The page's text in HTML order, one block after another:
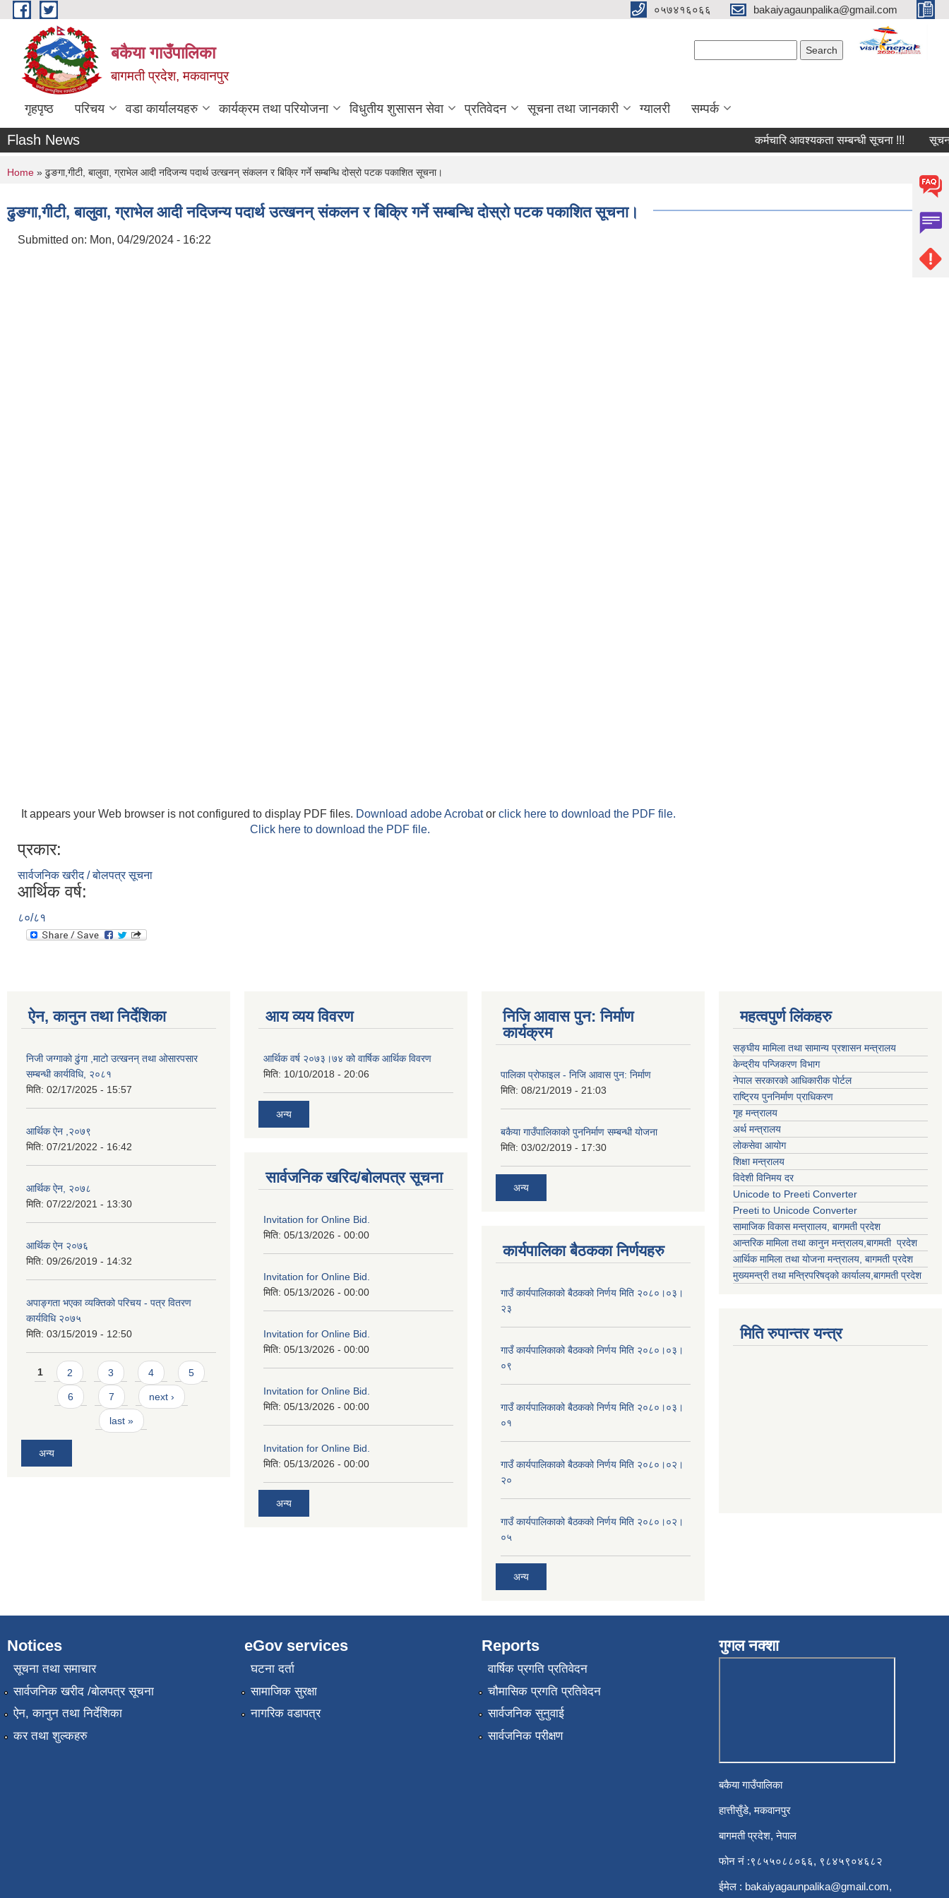
Skip to main content ०५७४१६०६६ bakaiyagaunpalika@gmail.com
बकैया गाउँपालिका
बागमती प्रदेश, मकवानपुर
गृहपृष्ठ परिचय वडा कार्यालयहरु कार्यक्रम तथा परियोजना विधुतीय शुसासन सेवा प्रतिवेदन सूचना तथा जानकारी ग्यालरी सम्पर्क
Flash News कर्मचारि आवश्यकता सम्बन्धी सूचना !!! सूचना !!!
You are here
Home » ढुङगा,गीटी, बालुवा, ग्राभेल आदी नदिजन्य पदार्थ उत्खनन् संकलन र बिक्रि गर्ने सम्बन्धि दोस्रो पटक पकाशित सूचना।
ढुङगा,गीटी, बालुवा, ग्राभेल आदी नदिजन्य पदार्थ उत्खनन् संकलन र बिक्रि गर्ने सम्बन्धि दोस्रो पटक पकाशित सूचना।
Submitted on: Mon, 04/29/2024 - 16:22
It appears your Web browser is not configured to display PDF files. Download adobe Acrobator click here to download the PDF file.
Click here to download the PDF file.
प्रकार:
सार्वजनिक खरीद / बोलपत्र सूचना
आर्थिक वर्ष:
८०/८१
ऐन, कानुन तथा निर्देशिका
निजी जग्गाको ढुंगा ,माटो उत्खनन् तथा ओसारपसार
सम्बन्धी कार्यविधि, २०८१
मिति: 02/17/2025 - 15:57
आर्थिक ऐन ,२०७९
मिति: 07/21/2022 - 16:42
आर्थिक ऐन, २०७८
मिति: 07/22/2021 - 13:30
आर्थिक ऐन २०७६
मिति: 09/26/2019 - 14:32
अपाङ्गता भएका व्यक्तिको परिचय - पत्र वितरण
कार्यविधि २०७५
मिति: 03/15/2019 - 12:50
Pages
1 2 3 4 5
6 7 next ›
last »
अन्य
आय व्यय विवरण
आर्थिक वर्ष २०७३।७४ को वार्षिक आर्थिक विवरण
मिति: 10/10/2018 - 20:06
अन्य
सार्वजनिक खरिद/बोलपत्र सूचना
Invitation for Online Bid.
मिति: 05/13/2026 - 00:00
Invitation for Online Bid.
मिति: 05/13/2026 - 00:00
Invitation for Online Bid.
मिति: 05/13/2026 - 00:00
Invitation for Online Bid.
मिति: 05/13/2026 - 00:00
Invitation for Online Bid.
मिति: 05/13/2026 - 00:00
अन्य
निजि आवास पुन: निर्माण
कार्यक्रम
पालिका प्रोफाइल - निजि आवास पुन: निर्माण
मिति: 08/21/2019 - 21:03
बकैया गाउँपालिकाको पुननिर्माण सम्बन्धी योजना
मिति: 03/02/2019 - 17:30
अन्य
कार्यपालिका बैठकका निर्णयहरु
गाउँ कार्यपालिकाको बैठकको निर्णय मिति २०८०।०३।
२३
गाउँ कार्यपालिकाको बैठकको निर्णय मिति २०८०।०३।
०९
गाउँ कार्यपालिकाको बैठकको निर्णय मिति २०८०।०३।
०१
गाउँ कार्यपालिकाको बैठकको निर्णय मिति २०८०।०२।
२०
गाउँ कार्यपालिकाको बैठकको निर्णय मिति २०८०।०२।
०५
अन्य
महत्वपुर्ण लिंकहरु
सङ्घीय मामिला तथा सामान्य प्रशासन मन्त्रालय
केन्द्रीय पन्जिकरण विभाग
नेपाल सरकारको आधिकारीक पोर्टल
राष्ट्रिय पुननिर्माण प्राधिकरण
गृह मन्त्रालय
अर्थ मन्त्रालय
लोकसेवा आयोग
शिक्षा मन्त्रालय
विदेशी विनिमय दर
Unicode to Preeti Converter
Preeti to Unicode Converter
सामाजिक विकास मन्त्राालय, बागमती प्रदेश
आन्तरिक मामिला तथा कानुन मन्त्रालय,बागमती प्रदेश
आर्थिक मामिला तथा योजना मन्त्रालय, बागमती प्रदेश
मुख्यमन्त्री तथा मन्त्रिपरिषद्को कार्यालय,बागमती प्रदेश
मिति रुपान्तर यन्त्र
Notices
सूचना तथा समाचार
सार्वजनिक खरीद /बोलपत्र सूचना
ऐन, कानुन तथा निर्देशिका
कर तथा शुल्कहरु
eGov services
घटना दर्ता
सामाजिक सुरक्षा
नागरिक वडापत्र
Reports
वार्षिक प्रगति प्रतिवेदन
चौमासिक प्रगति प्रतिवेदन
सार्वजनिक सुनुवाई
सार्वजनिक परीक्षण
गुगल नक्शा
बकैया गाउँपालिका
हात्तीसुँडे, मकवानपुर
बागमती प्रदेश, नेपाल
फोन नं :९८५५०८८०६६, ९८४५९०४६८२
ईमेल : bakaiyagaunpalika@gmail.com,